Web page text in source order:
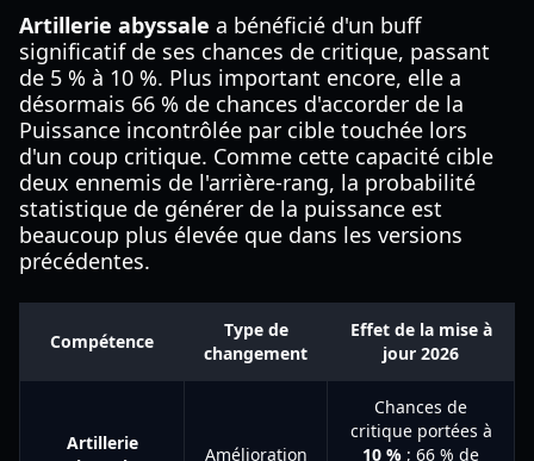
Artillerie abyssale a bénéficié d'un buff
significatif de ses chances de critique, passant
de 5 % à 10 %. Plus important encore, elle a
désormais 66 % de chances d'accorder de la
Puissance incontrôlée par cible touchée lors
d'un coup critique. Comme cette capacité cible
deux ennemis de l'arrière-rang, la probabilité
statistique de générer de la puissance est
beaucoup plus élevée que dans les versions
précédentes.
Compétence
Type de
changement
Effet de la mise à
jour 2026
Artillerie
Amélioration
Chances de
critique portées à
10 % ; 66 % de